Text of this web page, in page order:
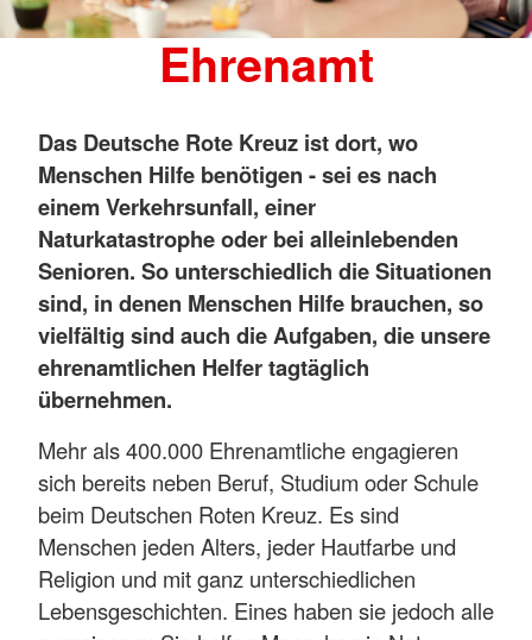
Ehrenamt
Das Deutsche Rote Kreuz ist dort, wo
Menschen Hilfe benötigen - sei es nach
einem Verkehrsunfall, einer
Naturkatastrophe oder bei alleinlebenden
Senioren. So unterschiedlich die Situationen
sind, in denen Menschen Hilfe brauchen, so
vielfältig sind auch die Aufgaben, die unsere
ehrenamtlichen Helfer tagtäglich
übernehmen.
Mehr als 400.000 Ehrenamtliche engagieren
sich bereits neben Beruf, Studium oder Schule
beim Deutschen Roten Kreuz. Es sind
Menschen jeden Alters, jeder Hautfarbe und
Religion und mit ganz unterschiedlichen
Lebensgeschichten. Eines haben sie jedoch alle